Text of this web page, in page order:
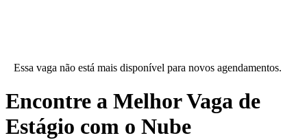
Essa vaga não está mais disponível para novos agendamentos.
Encontre a Melhor Vaga de
Estágio com o Nube